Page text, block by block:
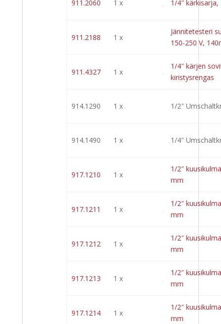
911.2060 1 x 1/4″ kärkisarja,
911.2188 1 x
Jännitetesteri
150-250 V,
911.4327 1 x
1/4″ kärjen
kiristysrengas
914.1290 1 x 1/2″
914.1490 1 x 1/4″
917.1210 1 x
1/2″
mm
917.1211 1 x
1/2″
mm
917.1212 1 x
1/2″
mm
917.1213 1 x
1/2″
mm
917.1214 1 x
1/2″
mm